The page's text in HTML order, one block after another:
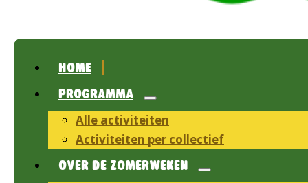
HOME
PROGRAMMA
Alle activiteiten
Activiteiten per collectief
OVER DE ZOMERWEKEN